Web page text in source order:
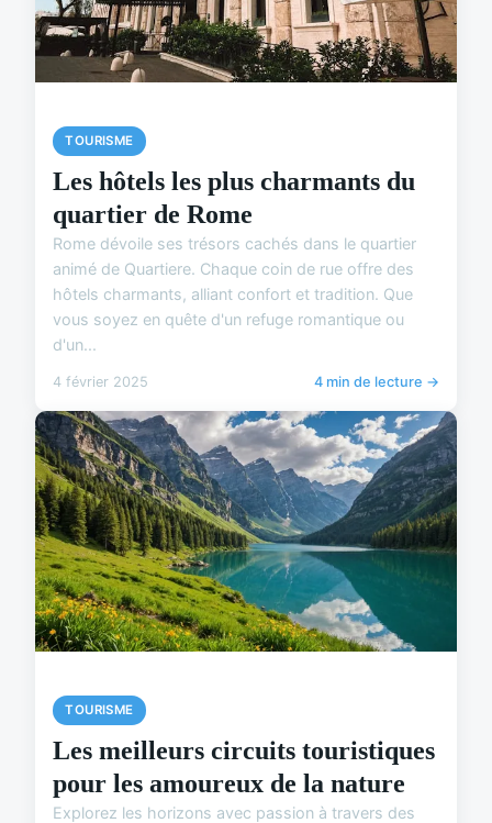
TOURISME
Les hôtels les plus charmants du
quartier de Rome
Rome dévoile ses trésors cachés dans le quartier
animé de Quartiere. Chaque coin de rue offre des
hôtels charmants, alliant confort et tradition. Que
vous soyez en quête d'un refuge romantique ou
d'un...
4 février 2025 4 min de lecture →
TOURISME
Les meilleurs circuits touristiques
pour les amoureux de la nature
Explorez les horizons avec passion à travers des